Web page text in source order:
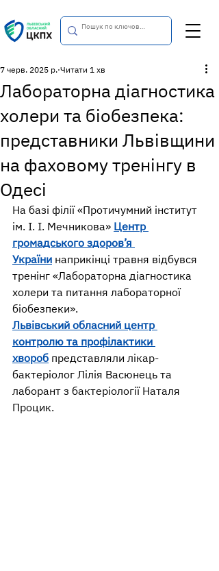
Лабораторна діагностика
холери та біобезпека:
представники Львівщини
на фаховому тренінгу в
Одесі
7 черв. 2025 р. Читати 1 хв
На базі філії «Протичумний інститут
ім. І. І. Мечникова» Центр
громадського здоров’я
України наприкінці травня відбувся
тренінг «Лабораторна діагностика
холери та питання лабораторної
біобезпеки».
Львівський обласний центр
контролю та профілактики
хвороб представляли лікар-
бактеріолог Лілія Васюнець та
лаборант з бактеріології Наталя
Процик.